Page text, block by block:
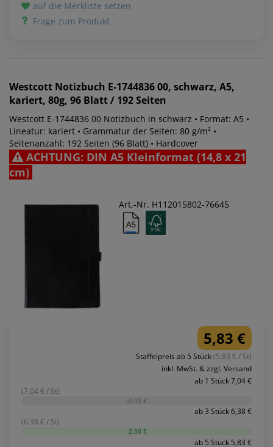
auf die Merkliste setzen
Frage zum Produkt
Westcott Notizbuch E-1744836 00, schwarz, A5,
kariert, 80g, 96 Blatt / 192 Seiten
Westcott E-1744836 00 Notizbuch in schwarz • Format: A5 •
Lineatur: kariert • Grammatur der Seiten: 80 g/m² •
Seitenanzahl: 192 Seiten (96 Blatt) • Hardcover
ACHTUNG: DIN A5 Kleinformat (14,8 x 21
cm)
Art.-Nr. H112015802-76645
5,83 €
Staffelpreis ab 5 Stück(5.83 € / St)
inkl. MwSt. & zzgl. Versand
ab 1 Stück 7,04 €
(7.04 € / St)
-0,00 €
ab 3 Stück 6,38 €
(6.38 € / St)
-2,00 €
ab 5 Stück 5,83 €